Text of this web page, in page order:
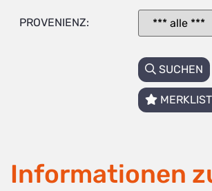
PROVENIENZ:
SUCHEN
Informationen